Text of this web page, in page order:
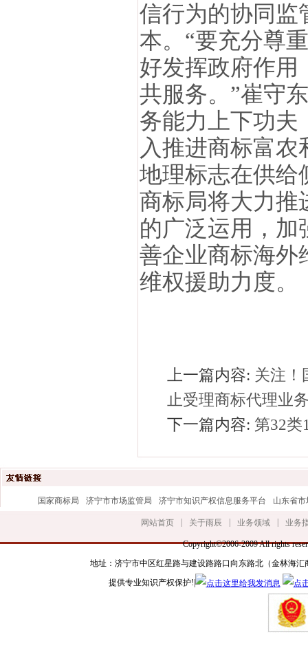
信行为的协同监
本。“要充分尊
好发挥政府作用
共服务。”崔守
务能力上下功夫
入推进商标富
地理标志在供给
商标局将大力推
的广泛运用，加
善企业商标海外
维权援助力度。
上一篇内容: 关注！
止受理商标代理业
下一篇内容: 第32类
国家商标局 济宁市市场监管局 济宁市知识产权信息服务平台 山东省
网站首页 关于雨辰 业务领域 业务
Copyright©2006-2009 All rights
地址：济宁市中区红星路与建设路路口向东路北（金林海汇
提供专业知识产权保护!|